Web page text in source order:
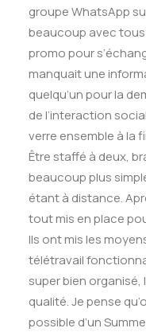
groupe WhatsApp
beaucoup avec tous
promo pour
manquait une
quelqu’un pour la
de l’interaction
verre ensemble à la
Être staffé à deux,
beaucoup plus
étant à distance.
tout mis en place
Ils ont mis les
télétravail
super bien
qualité. Je pense
possible d’un